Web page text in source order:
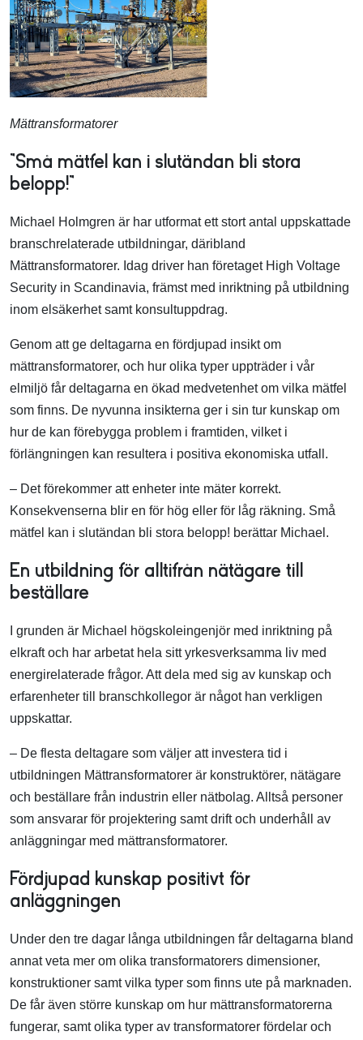
Mättransformatorer
”Små mätfel kan i slutändan bli stora
belopp!”
Michael Holmgren är har utformat ett stort antal uppskattade
branschrelaterade utbildningar, däribland
Mättransformatorer. Idag driver han företaget High Voltage
Security in Scandinavia, främst med inriktning på utbildning
inom elsäkerhet samt konsultuppdrag.
Genom att ge deltagarna en fördjupad insikt om
mättransformatorer, och hur olika typer uppträder i vår
elmiljö får deltagarna en ökad medvetenhet om vilka mätfel
som finns. De nyvunna insikterna ger i sin tur kunskap om
hur de kan förebygga problem i framtiden, vilket i
förlängningen kan resultera i positiva ekonomiska utfall.
– Det förekommer att enheter inte mäter korrekt.
Konsekvenserna blir en för hög eller för låg räkning. Små
mätfel kan i slutändan bli stora belopp! berättar Michael.
En utbildning för alltifrån nätägare till
beställare
I grunden är Michael högskoleingenjör med inriktning på
elkraft och har arbetat hela sitt yrkesverksamma liv med
energirelaterade frågor. Att dela med sig av kunskap och
erfarenheter till branschkollegor är något han verkligen
uppskattar.
– De flesta deltagare som väljer att investera tid i
utbildningen Mättransformatorer är konstruktörer, nätägare
och beställare från industrin eller nätbolag. Alltså personer
som ansvarar för projektering samt drift och underhåll av
anläggningar med mättransformatorer.
Fördjupad kunskap positivt för
anläggningen
Under den tre dagar långa utbildningen får deltagarna bland
annat veta mer om olika transformatorers dimensioner,
konstruktioner samt vilka typer som finns ute på marknaden.
De får även större kunskap om hur mättransformatorerna
fungerar, samt olika typer av transformatorer fördelar och